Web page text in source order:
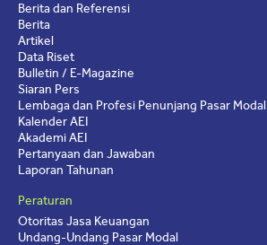
Berita dan Referensi
Berita
Artikel
Data Riset
Bulletin / E-Magazine
Siaran Pers
Lembaga dan Profesi Penunjang Pasar Modal
Kalender AEI
Akademi AEI
Pertanyaan dan Jawaban
Laporan Tahunan
Peraturan
Otoritas Jasa Keuangan
Undang-Undang Pasar Modal